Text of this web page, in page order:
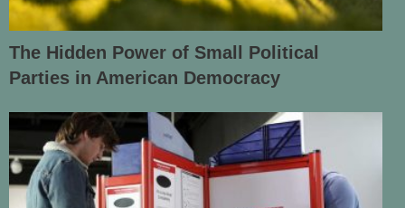
The Hidden Power of Small Political
Parties in American Democracy